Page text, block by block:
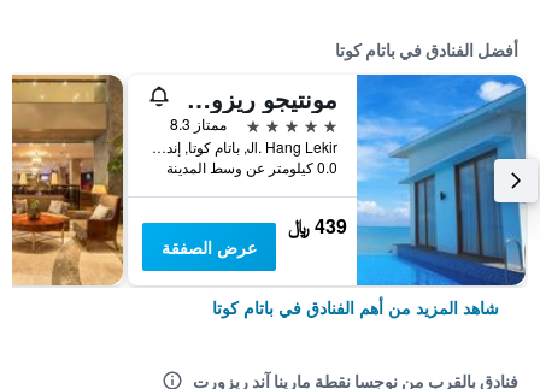
أفضل الفنادق في باتام كوتا
مونتيجو ريزورتس نونجسا
5 نجوم
ممتاز 8.3
Jl. Hang Lekir, باتام كوتا, إندونيسيا
0.0 كيلومتر عن وسط المدينة
439 ﷼
عرض الصفقة
شاهد المزيد من أهم الفنادق في باتام كوتا
فنادق بالقرب من نوجسا نقطة مارينا آند ريزورت